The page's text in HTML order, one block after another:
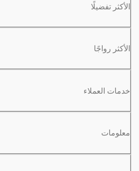
الأكثر تفضيلًا
الأكثر رواجًا
خدمات العملاء
معلومات